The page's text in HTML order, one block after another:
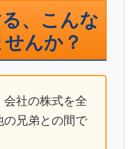
、こんな
んか？
社の株式を全
兄弟との間で